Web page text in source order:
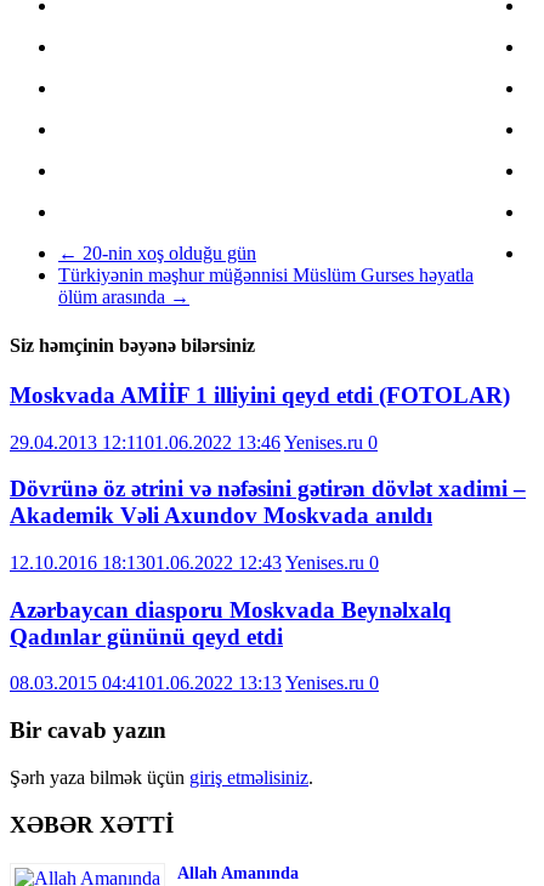
← 20-nin xoş olduğu gün
Türkiyənin məşhur müğənnisi Müslüm Gurses həyatla
ölüm arasında →
Siz həmçinin bəyənə bilərsiniz
Moskvada AMİİF 1 illiyini qeyd etdi (FOTOLAR)
29.04.2013 12:1101.06.2022 13:46Yenises.ru 0
Dövrünə öz ətrini və nəfəsini gətirən dövlət xadimi –
Akademik Vəli Axundov Moskvada anıldı
12.10.2016 18:1301.06.2022 12:43Yenises.ru 0
Azərbaycan diasporu Moskvada Beynəlxalq
Qadınlar gününü qeyd etdi
08.03.2015 04:4101.06.2022 13:13Yenises.ru 0
Bir cavab yazın
Şərh yaza bilmək üçün giriş etməlisiniz.
XƏBƏR XƏTTİ
Allah Amanında